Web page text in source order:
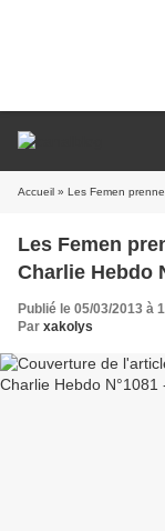
Accueil » Les Femen
Les Femen prennent les
Charlie Hebdo
Publié le 05/03/2013 à
Par xakolys